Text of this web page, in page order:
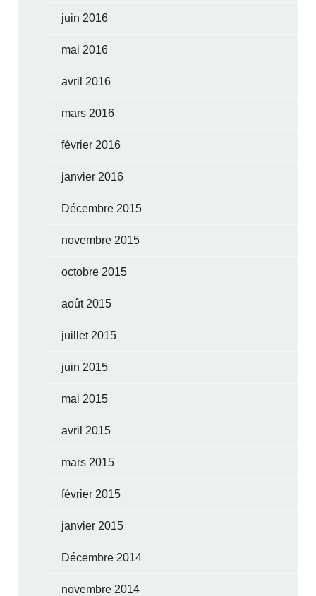
juin 2016
mai 2016
avril 2016
mars 2016
février 2016
janvier 2016
Décembre 2015
novembre 2015
octobre 2015
août 2015
juillet 2015
juin 2015
mai 2015
avril 2015
mars 2015
février 2015
janvier 2015
Décembre 2014
novembre 2014